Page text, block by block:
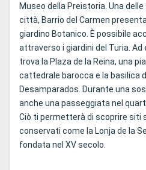
Museo della Preistoria. Una
città, Barrio del Carmen
giardino Botanico. È possibile
attraverso i giardini del Turia.
trova la Plaza de la Reina, una
cattedrale barocca e la basilica
Desamparados. Durante una
anche una passeggiata nel
Ciò ti permetterà di scoprire siti
conservati come la Lonja de la
fondata nel XV secolo.